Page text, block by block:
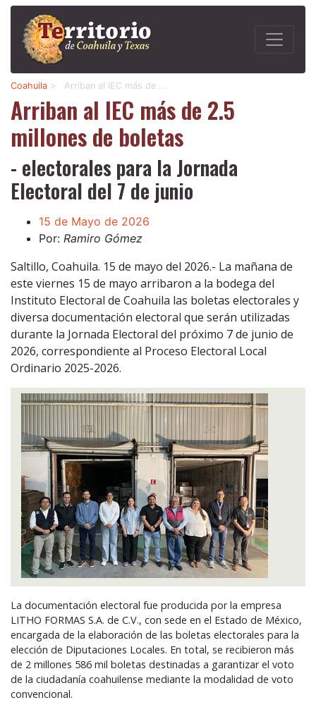
Coahuila > Arriban al IEC más de …
Arriban al IEC más de 2.5
millones de boletas
- electorales para la Jornada
Electoral del 7 de junio
15 de Mayo de 2026
Por: Ramiro Gómez
Saltillo, Coahuila. 15 de mayo del 2026.- La mañana de
este viernes 15 de mayo arribaron a la bodega del
Instituto Electoral de Coahuila las boletas electorales y
diversa documentación electoral que serán utilizadas
durante la Jornada Electoral del próximo 7 de junio de
2026, correspondiente al Proceso Electoral Local
Ordinario 2025-2026.
La documentación electoral fue producida por la empresa
LITHO FORMAS S.A. de C.V., con sede en el Estado de México,
encargada de la elaboración de las boletas electorales para la
elección de Diputaciones Locales. En total, se recibieron más
de 2 millones 586 mil boletas destinadas a garantizar el voto
de la ciudadanía coahuilense mediante la modalidad de voto
convencional.